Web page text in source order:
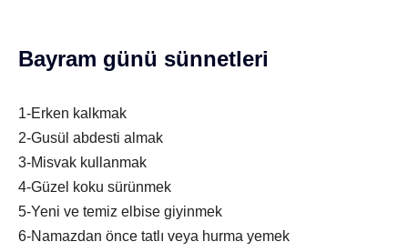
Bayram günü sünnetleri
1-Erken kalkmak
2-Gusül abdesti almak
3-Misvak kullanmak
4-Güzel koku sürünmek
5-Yeni ve temiz elbise giyinmek
6-Namazdan önce tatlı veya hurma yemek